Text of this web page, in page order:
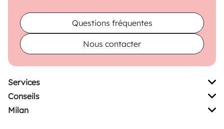
Questions fréquentes
Nous contacter
Services
Conseils
Milan